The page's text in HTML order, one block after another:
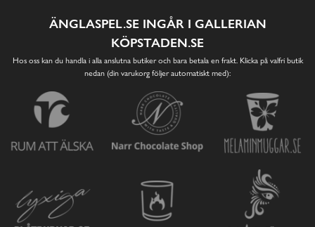
ÄNGLASPEL.SE INGÅR I GALLERIAN
KÖPSTADEN.SE
Hos oss kan du handla i alla anslutna butiker och bara betala en frakt. Klicka på valfri butik
nedan (din varukorg följer automatiskt med):